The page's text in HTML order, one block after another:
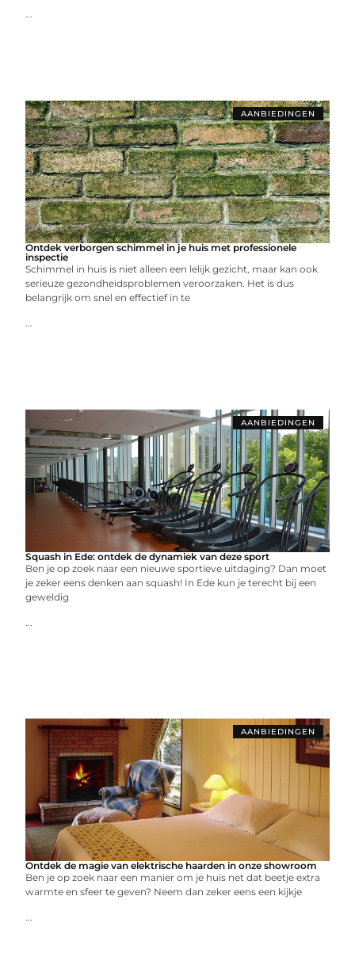
...
AANBIEDINGEN
Ontdek verborgen schimmel in je huis met professionele
inspectie
Schimmel in huis is niet alleen een lelijk gezicht, maar kan ook
serieuze gezondheidsproblemen veroorzaken. Het is dus
belangrijk om snel en effectief in te
...
AANBIEDINGEN
Squash in Ede: ontdek de dynamiek van deze sport
Ben je op zoek naar een nieuwe sportieve uitdaging? Dan moet
je zeker eens denken aan squash! In Ede kun je terecht bij een
geweldig
...
AANBIEDINGEN
Ontdek de magie van elektrische haarden in onze showroom
Ben je op zoek naar een manier om je huis net dat beetje extra
warmte en sfeer te geven? Neem dan zeker eens een kijkje
...